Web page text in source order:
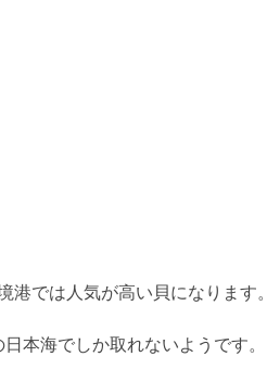
では人気が高い貝になります。
本海でしか取れないようです。